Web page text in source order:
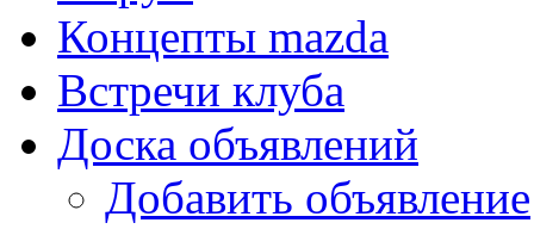
Концепты mazda
Встречи клуба
Доска объявлений
Добавить объявление